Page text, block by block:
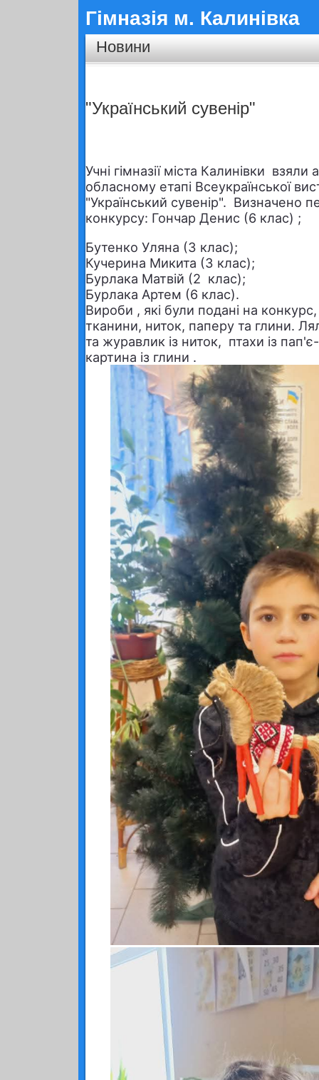
Гімназія м. Калинівка
Новини
"Український сувенір"
Учні гімназії міста Калинівки взяли
обласному етапі Всеукраїнської
"Український сувенір". Визначено
конкурсу: Гончар Денис (6 клас) ;
Бутенко Уляна (3 клас);
Кучерина Микита (3 клас);
Бурлака Матвій (2 клас);
Бурлака Артем (6 клас).
Вироби , які були подані на конкурс,
тканини, ниток, паперу та глини.
та журавлик із ниток, птахи із
картина із глини .